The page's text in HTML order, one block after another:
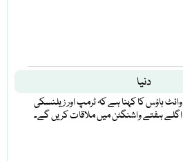
دنیا
وائٹ ہاؤس کا کہنا ہے کہ ٹرمپ اور زیلنسکی
اگلے ہفتے واشنگٹن میں ملاقات کریں گے۔